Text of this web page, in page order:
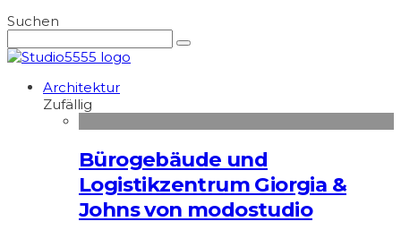
Suchen
Architektur
Zufällig
Bürogebäude und
Logistikzentrum Giorgia &
Johns von modostudio